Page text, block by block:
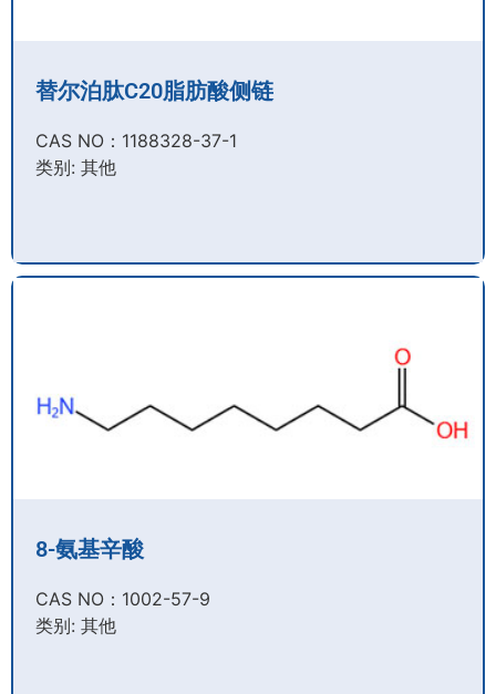
替尔泊肽C20脂肪酸侧链
CAS NO：1188328-37-1
类别: 其他
8-氨基辛酸
CAS NO：1002-57-9​
类别: 其他